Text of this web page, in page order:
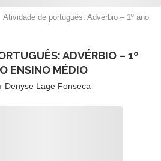
Atividade de português: Advérbio – 1º ano
ADVÉRBIO – 1º
ENSINO MÉDIO
Denyse Lage Fonseca